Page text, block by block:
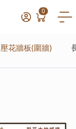
0
壓花牆板(圍牆)